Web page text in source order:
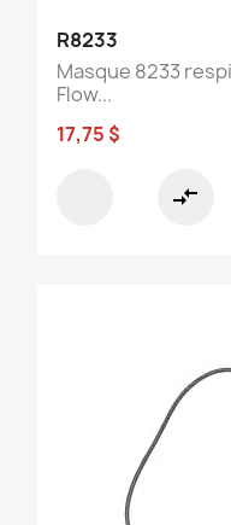
R8233
Masque 8233
Flow...
17,75 $
compare_arrows